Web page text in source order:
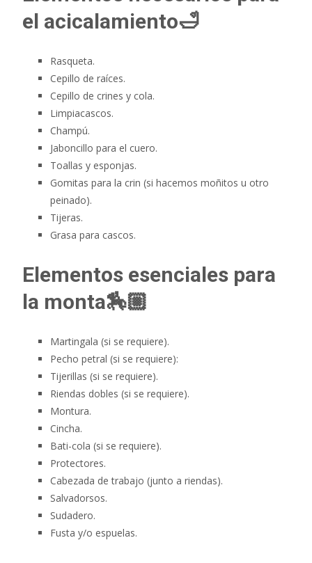
el acicalamiento🛁
Rasqueta.
Cepillo de raíces.
Cepillo de crines y cola.
Limpiacascos.
Champú.
Jaboncillo para el cuero.
Toallas y esponjas.
Gomitas para la crin (si hacemos moñitos u otro
peinado).
Tijeras.
Grasa para cascos.
Elementos esenciales para
la monta🏇🏼
Martingala (si se requiere).
Pecho petral (si se requiere):
Tijerillas (si se requiere).
Riendas dobles (si se requiere).
Montura.
Cincha.
Bati-cola (si se requiere).
Protectores.
Cabezada de trabajo (junto a riendas).
Salvadorsos.
Sudadero.
Fusta y/o espuelas.